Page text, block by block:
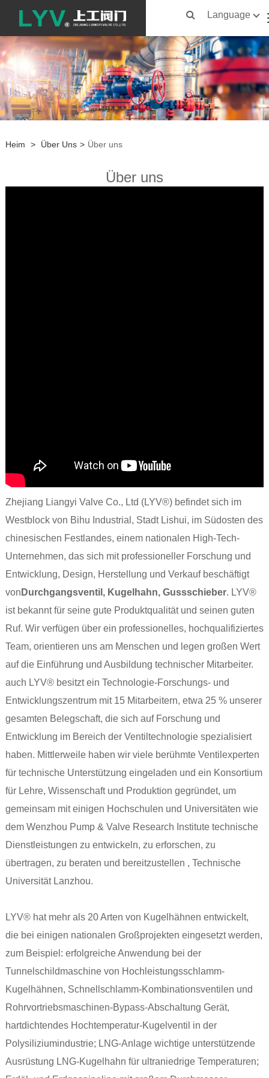
Language
Heim > Über Uns > Über uns
Über uns
Zhejiang Liangyi Valve Co., Ltd (LYV®) befindet sich im
Westblock von Bihu Industrial, Stadt Lishui, im Südosten des
chinesischen Festlandes, einem nationalen High-Tech-
Unternehmen, das sich mit professioneller Forschung und
Entwicklung, Design, Herstellung und Verkauf beschäftigt
von Durchgangsventil , Kugelhahn, Gussschieber. LYV®
ist bekannt für seine gute Produktqualität und seinen guten
Ruf. Wir verfügen über ein professionelles, hochqualifiziertes
Team, orientieren uns am Menschen und legen großen Wert
auf die Einführung und Ausbildung technischer Mitarbeiter.
auch LYV® besitzt ein Technologie-Forschungs- und
Entwicklungszentrum mit 15 Mitarbeitern, etwa 25 % unserer
gesamten Belegschaft, die sich auf Forschung und
Entwicklung im Bereich der Ventiltechnologie spezialisiert
haben. Mittlerweile haben wir viele berühmte Ventilexperten
für technische Unterstützung eingeladen und ein Konsortium
für Lehre, Wissenschaft und Produktion gegründet, um
gemeinsam mit einigen Hochschulen und Universitäten wie
dem Wenzhou Pump & Valve Research Institute technische
Dienstleistungen zu entwickeln, zu erforschen, zu
übertragen, zu beraten und bereitzustellen , Technische
Universität Lanzhou.
LYV® hat mehr als 20 Arten von Kugelhähnen entwickelt,
die bei einigen nationalen Großprojekten eingesetzt werden,
zum Beispiel: erfolgreiche Anwendung bei der
Tunnelschildmaschine von Hochleistungsschlamm-
Kugelhähnen, Schnellschlamm-Kombinationsventilen und
Rohrvortriebsmaschinen-Bypass-Abschaltung Gerät,
hartdichtendes Hochtemperatur-Kugelventil in der
Polysiliziumindustrie; LNG-Anlage wichtige unterstützende
Ausrüstung LNG-Kugelhahn für ultraniedrige Temperaturen;